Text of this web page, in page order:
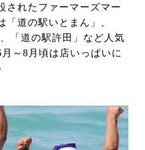
されたファーマーズマー
道の駅いとまん」、
「道の駅許田」など人気
～8月頃は店いっぱいに